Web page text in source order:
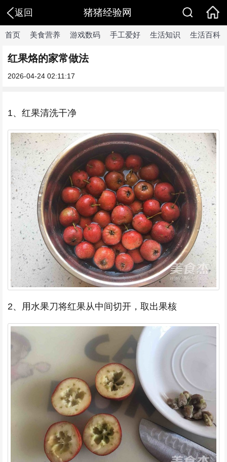
返回 猪猪经验网
首页 美食营养 游戏数码 手工爱好 生活知识 生活百科
红果烙的家常做法
2026-04-24 02:11:17
1、红果清洗干净
2、用水果刀将红果从中间切开，取出果核